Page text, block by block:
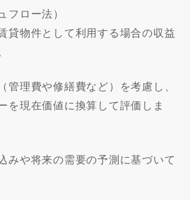
フロー法）
貸物件として利用する場合の収益
管理費や修繕費など）を考慮し、
を現在価値に換算して評価しま
みや将来の需要の予測に基づいて